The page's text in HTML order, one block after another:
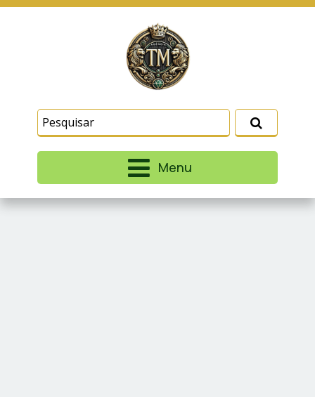
Menu
similares para lembrar e entender como você usa
nosso site, analisar seu uso de nossos produtos
e serviços, ajudar com nossos esforços de
marketing e fornecer conteúdo de terceiros. Leia
Termos e CondiçõesePolítica de